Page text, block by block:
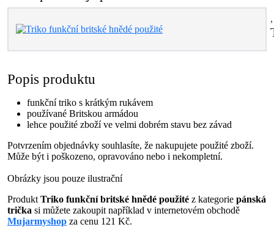
Popis produktu
funkční triko s krátkým rukávem
používané Britskou armádou
lehce použité zboží ve velmi dobrém stavu bez závad
Potvrzením objednávky souhlasíte, že nakupujete použité zboží.
Může být i poškozeno, opravováno nebo i nekompletní.
Obrázky jsou pouze ilustrační
Produkt Triko funkční britské hnědé použité z kategorie pánská
trička si můžete zakoupit například v internetovém obchodě
Mujarmyshop za cenu 121 Kč.